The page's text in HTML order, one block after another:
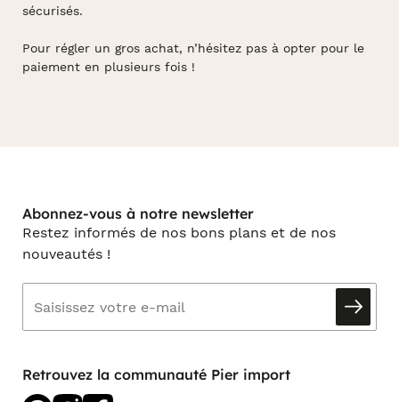
sécurisés.
Pour régler un gros achat, n’hésitez pas à opter pour le
paiement en plusieurs fois !
Abonnez-vous à notre newsletter
Restez informés de nos bons plans et de nos
nouveautés !
Retrouvez la communauté Pier import